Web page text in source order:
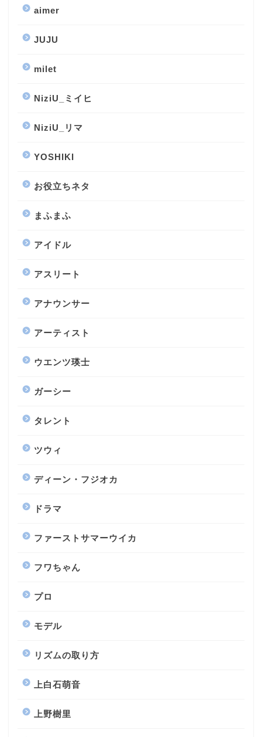
aimer
JUJU
milet
NiziU_ミイヒ
NiziU_リマ
YOSHIKI
お役立ちネタ
まふまふ
アイドル
アスリート
アナウンサー
アーティスト
ウエンツ瑛士
ガーシー
タレント
ツウィ
ディーン・フジオカ
ドラマ
ファーストサマーウイカ
フワちゃん
プロ
モデル
リズムの取り方
上白石萌音
上野樹里